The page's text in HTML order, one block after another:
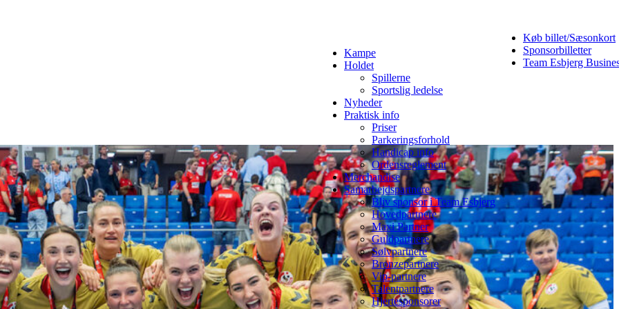
Køb billet/Sæsonkort
Sponsorbilletter
Team Esbjerg
Kampe
Holdet
Spillerne
Sportslig ledelse
Nyheder
Praktisk info
Priser
Parkeringsforhold
Handicap info
Ordensreglement
Merchandise
Samarbejdspartnere
Bliv sponsor i Team Esbjerg
Hovedpartnere
Maxi Partner
Guldpartnere
Sølvpartnere
Bronzepartnere
Vip-partnere
Talentpartnere
Hjertesponsorer